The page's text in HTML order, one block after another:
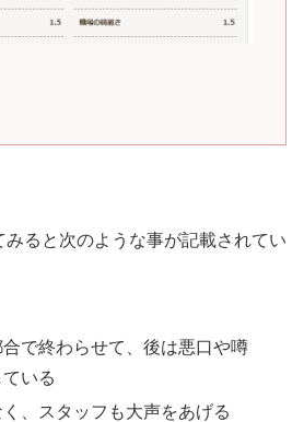
ると次のような事が記載されてい
で終わらせて、後は悪口や噂
いる
、スタッフも大声をあげる